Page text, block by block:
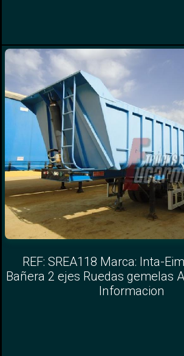
REF: SREA118 Marca: Inta-
Bañera 2 ejes Ruedas gemelas
Informacion